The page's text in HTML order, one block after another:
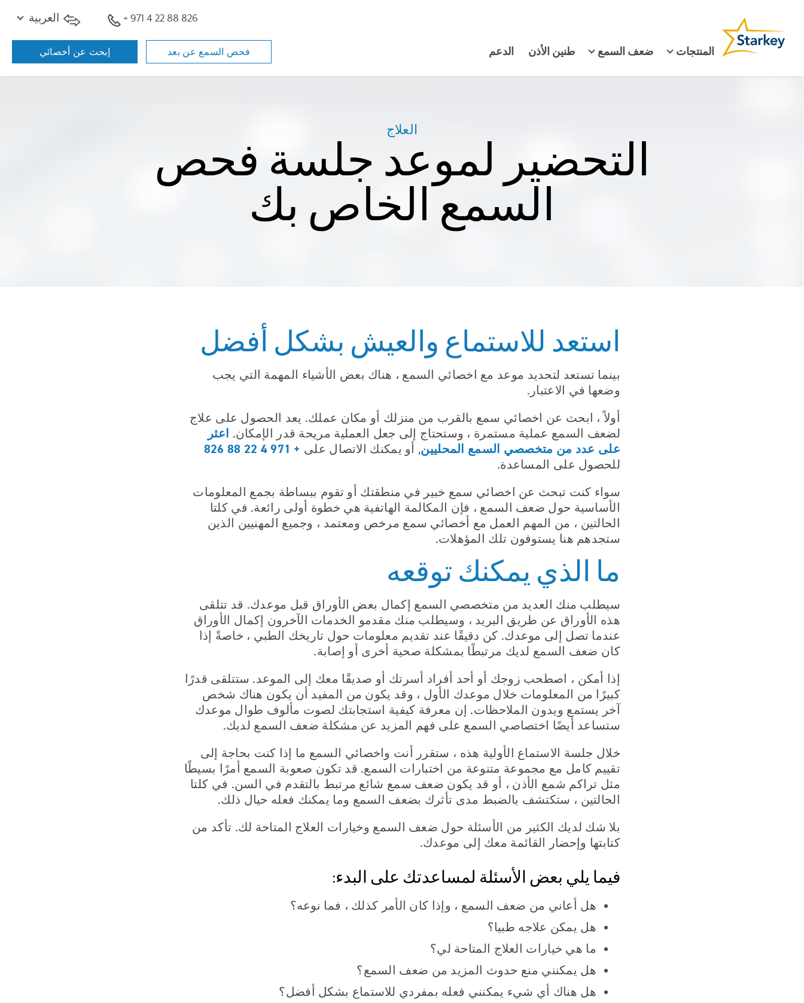
+ 971 4 22 88 826 العربية
المنتجات ضعف السمع طنين الأذن الدعم فحص السمع عن بعد إبحث عن أخصائي
العلاج
التحضير لموعد جلسة فحص
السمع الخاص بك
استعد للاستماع والعيش بشكل أفضل
بينما تستعد لتحديد موعد مع اخصائي السمع ، هناك بعض الأشياء المهمة التي يجب
وضعها في الاعتبار.
أولاً ، ابحث عن اخصائي سمع بالقرب من منزلك أو مكان عملك. يعد الحصول على علاج
لضعف السمع عملية مستمرة ، وستحتاج إلى جعل العملية مريحة قدر الإمكان. اعثر
على عدد من متخصصي السمع المحليين, أو يمكنك الاتصال على + 971 4 22 88 826
للحصول على المساعدة.
سواء كنت تبحث عن اخصائي سمع خبير في منطقتك أو تقوم ببساطة بجمع المعلومات
الأساسية حول ضعف السمع ، فإن المكالمة الهاتفية هي خطوة أولى رائعة. في كلتا
الحالتين ، من المهم العمل مع أخصائي سمع مرخص ومعتمد ، وجميع المهنيين الذين
ستجدهم هنا يستوفون تلك المؤهلات.
ما الذي يمكنك توقعه
سيطلب منك العديد من متخصصي السمع إكمال بعض الأوراق قبل موعدك. قد تتلقى
هذه الأوراق عن طريق البريد ، وسيطلب منك مقدمو الخدمات الآخرون إكمال الأوراق
عندما تصل إلى موعدك. كن دقيقًا عند تقديم معلومات حول تاريخك الطبي ، خاصةً إذا
كان ضعف السمع لديك مرتبطًا بمشكلة صحية أخرى أو إصابة.
إذا أمكن ، اصطحب زوجك أو أحد أفراد أسرتك أو صديقًا معك إلى الموعد. ستتلقى قدرًا
كبيرًا من المعلومات خلال موعدك الأول ، وقد يكون من المفيد أن يكون هناك شخص
آخر يستمع ويدون الملاحظات. إن معرفة كيفية استجابتك لصوت مألوف طوال موعدك
ستساعد أيضًا اختصاصي السمع على فهم المزيد عن مشكلة ضعف السمع لديك.
خلال جلسة الاستماع الأولية هذه ، ستقرر أنت واخصائي السمع ما إذا كنت بحاجة إلى
تقييم كامل مع مجموعة متنوعة من اختبارات السمع. قد تكون صعوبة السمع أمرًا بسيطًا
مثل تراكم شمع الأذن ، أو قد يكون ضعف سمع شائع مرتبط بالتقدم في السن. في كلتا
الحالتين ، ستكتشف بالضبط مدى تأثرك بضعف السمع وما يمكنك فعله حيال ذلك.
بلا شك لديك الكثير من الأسئلة حول ضعف السمع وخيارات العلاج المتاحة لك. تأكد من
كتابتها وإحضار القائمة معك إلى موعدك.
فيما يلي بعض الأسئلة لمساعدتك على البدء:
هل أعاني من ضعف السمع ، وإذا كان الأمر كذلك ، فما نوعه؟
هل يمكن علاجه طبيا؟
ما هي خيارات العلاج المتاحة لي؟
هل يمكنني منع حدوث المزيد من ضعف السمع؟
هل هناك أي شيء يمكنني فعله بمفردي للاستماع بشكل أفضل؟